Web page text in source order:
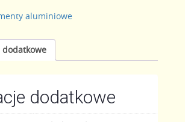
aluminiowe
dodatkowe